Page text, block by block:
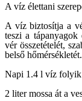
A víz élettani
A víz biztosítja a
teszi a tápanyagok
vér összetételét,
belső hőmérsékletét.
Napi 1.4 l víz folyik
2 liter mossa át a